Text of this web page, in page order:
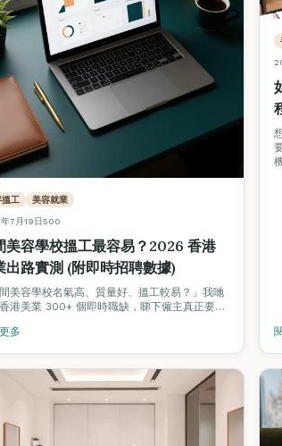
搵工 美容就業
7月19日500
美容學校搵工最容易？2026 香港
出路實測 (附即時招聘數據)
間美容學校名氣高、質量好、搵工較易？」我哋
港美業 300+ 個即時職缺，睇下僱主真正要求
多